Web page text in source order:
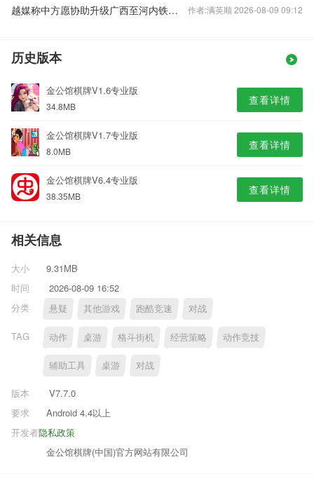
越媒称中方愿协助升级广西至河内铁路交通，外交部回应 作者:满英顺 2026-08-09 09:12
历史版本
金公馆棋牌V1.6专业版
34.8MB 查看详情
金公馆棋牌V1.7专业版
8.0MB 查看详情
金公馆棋牌V6.4专业版
38.35MB 查看详情
相关信息
大小
9.31MB
时间
2026-08-09 16:52
分类
悬疑 其他游戏 跑酷竞速 对战
TAG 动作 桌游 格斗街机 经营策略 动作竞技
辅助工具 桌游 对战
版本
V7.7.0
要求
Android 4.4以上
隐私政策
开发者
金公馆棋牌(中国)官方网站有限公司